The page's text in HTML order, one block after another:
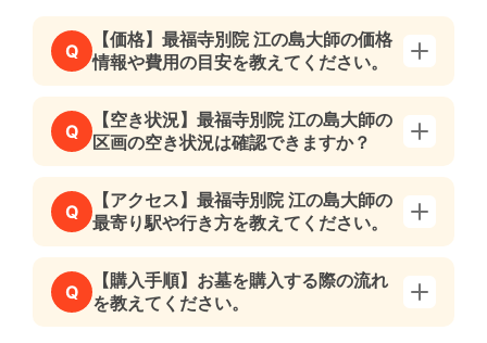
Q
【価格】最福寺別院 江の島大師の価格
情報や費用の目安を教えてください。
Q
【空き状況】最福寺別院 江の島大師の
区画の空き状況は確認できますか？
Q
【アクセス】最福寺別院 江の島大師の
最寄り駅や行き方を教えてください。
Q
【購入手順】お墓を購入する際の流れ
を教えてください。